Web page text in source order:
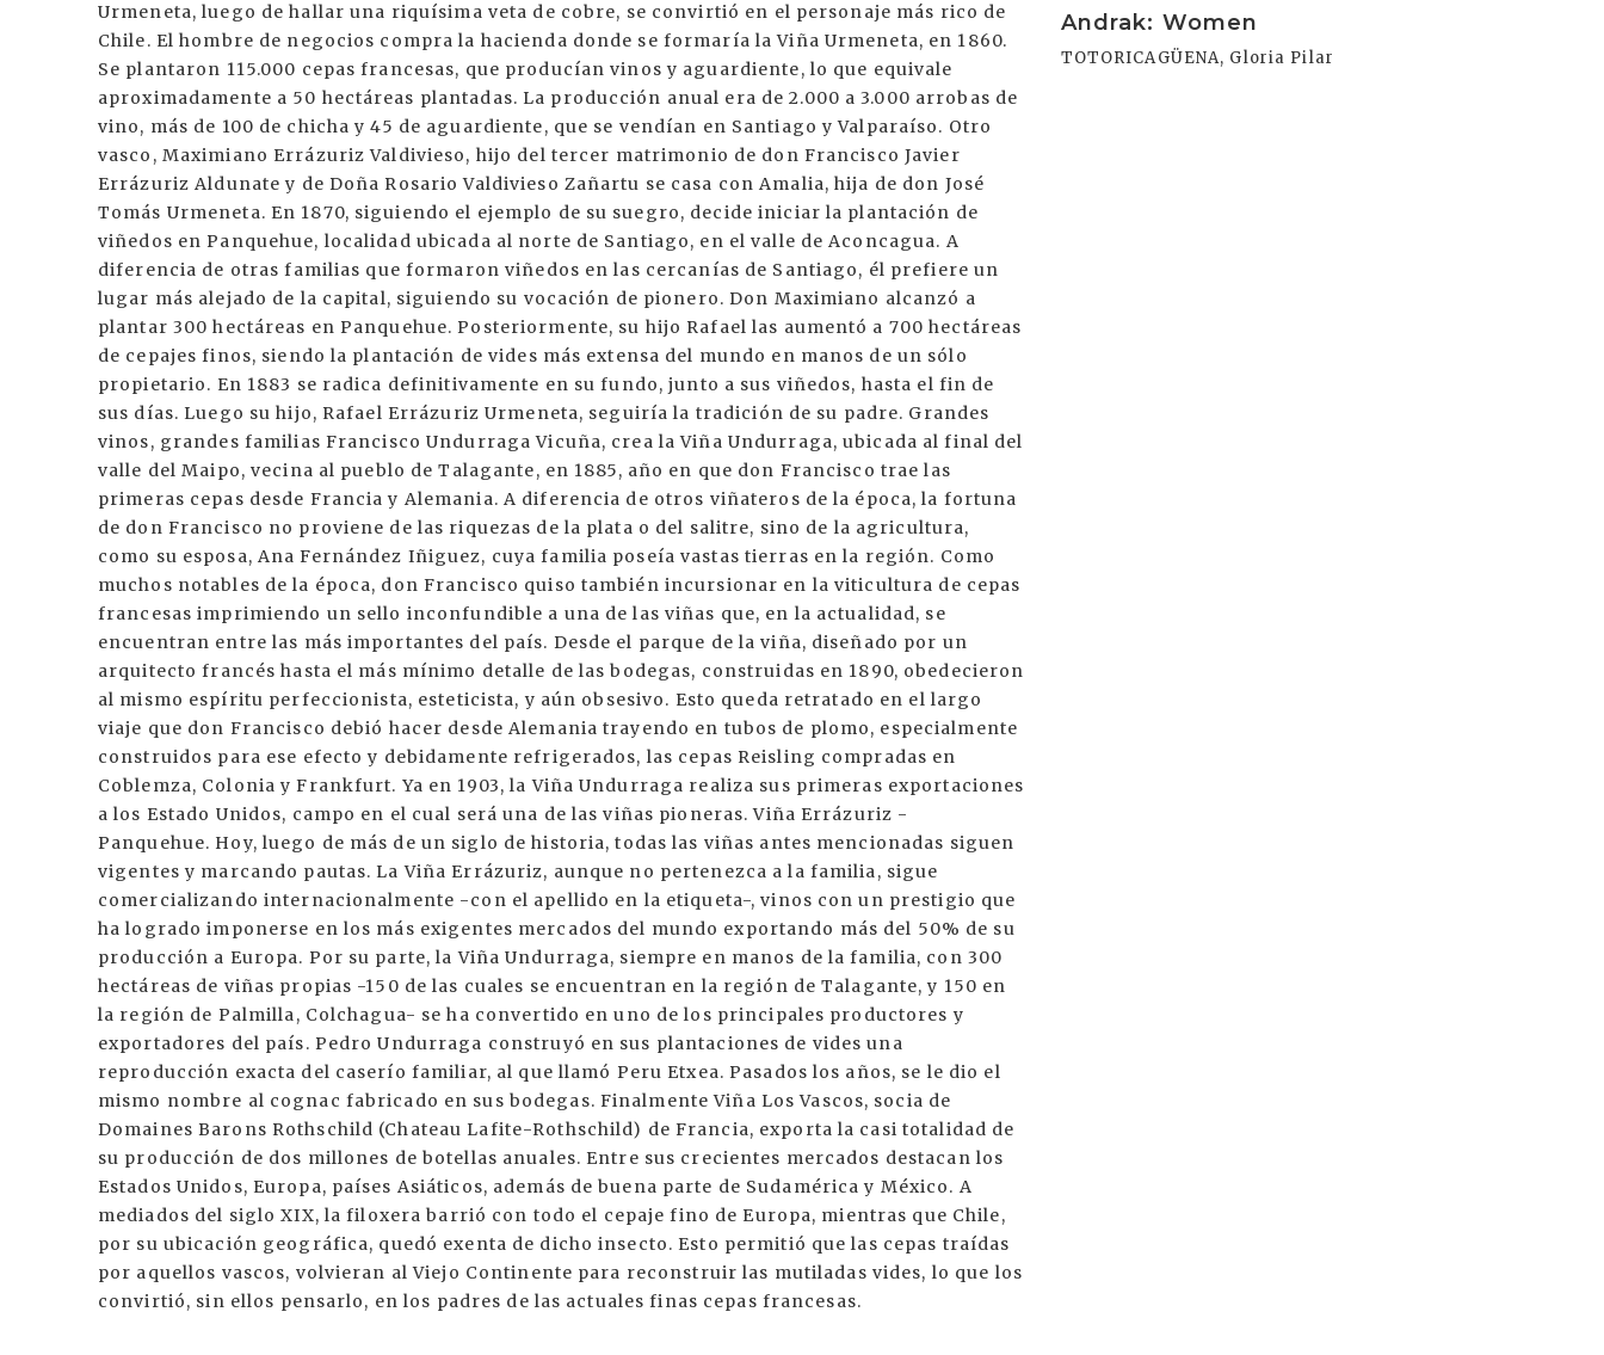
Urmeneta, luego de hallar una riquísima veta de cobre, se convirtió en el personaje más rico de
Chile. El hombre de negocios compra la hacienda donde se formaría la Viña Urmeneta, en 1860.
Se plantaron 115.000 cepas francesas, que producían vinos y aguardiente, lo que equivale
aproximadamente a 50 hectáreas plantadas. La producción anual era de 2.000 a 3.000 arrobas de
vino, más de 100 de chicha y 45 de aguardiente, que se vendían en Santiago y Valparaíso. Otro
vasco, Maximiano Errázuriz Valdivieso, hijo del tercer matrimonio de don Francisco Javier
Errázuriz Aldunate y de Doña Rosario Valdivieso Zañartu se casa con Amalia, hija de don José
Tomás Urmeneta. En 1870, siguiendo el ejemplo de su suegro, decide iniciar la plantación de
viñedos en Panquehue, localidad ubicada al norte de Santiago, en el valle de Aconcagua. A
diferencia de otras familias que formaron viñedos en las cercanías de Santiago, él prefiere un
lugar más alejado de la capital, siguiendo su vocación de pionero. Don Maximiano alcanzó a
plantar 300 hectáreas en Panquehue. Posteriormente, su hijo Rafael las aumentó a 700 hectáreas
de cepajes finos, siendo la plantación de vides más extensa del mundo en manos de un sólo
propietario. En 1883 se radica definitivamente en su fundo, junto a sus viñedos, hasta el fin de
sus días. Luego su hijo, Rafael Errázuriz Urmeneta, seguiría la tradición de su padre. Grandes
vinos, grandes familias Francisco Undurraga Vicuña, crea la Viña Undurraga, ubicada al final del
valle del Maipo, vecina al pueblo de Talagante, en 1885, año en que don Francisco trae las
primeras cepas desde Francia y Alemania. A diferencia de otros viñateros de la época, la fortuna
de don Francisco no proviene de las riquezas de la plata o del salitre, sino de la agricultura,
como su esposa, Ana Fernández Iñiguez, cuya familia poseía vastas tierras en la región. Como
muchos notables de la época, don Francisco quiso también incursionar en la viticultura de cepas
francesas imprimiendo un sello inconfundible a una de las viñas que, en la actualidad, se
encuentran entre las más importantes del país. Desde el parque de la viña, diseñado por un
arquitecto francés hasta el más mínimo detalle de las bodegas, construidas en 1890, obedecieron
al mismo espíritu perfeccionista, esteticista, y aún obsesivo. Esto queda retratado en el largo
viaje que don Francisco debió hacer desde Alemania trayendo en tubos de plomo, especialmente
construidos para ese efecto y debidamente refrigerados, las cepas Reisling compradas en
Coblemza, Colonia y Frankfurt. Ya en 1903, la Viña Undurraga realiza sus primeras exportaciones
a los Estado Unidos, campo en el cual será una de las viñas pioneras. Viña Errázuriz -
Panquehue. Hoy, luego de más de un siglo de historia, todas las viñas antes mencionadas siguen
vigentes y marcando pautas. La Viña Errázuriz, aunque no pertenezca a la familia, sigue
comercializando internacionalmente -con el apellido en la etiqueta-, vinos con un prestigio que
ha logrado imponerse en los más exigentes mercados del mundo exportando más del 50% de su
producción a Europa. Por su parte, la Viña Undurraga, siempre en manos de la familia, con 300
hectáreas de viñas propias -150 de las cuales se encuentran en la región de Talagante, y 150 en
la región de Palmilla, Colchagua- se ha convertido en uno de los principales productores y
exportadores del país. Pedro Undurraga construyó en sus plantaciones de vides una
reproducción exacta del caserío familiar, al que llamó Peru Etxea. Pasados los años, se le dio el
mismo nombre al cognac fabricado en sus bodegas. Finalmente Viña Los Vascos, socia de
Domaines Barons Rothschild (Chateau Lafite-Rothschild) de Francia, exporta la casi totalidad de
su producción de dos millones de botellas anuales. Entre sus crecientes mercados destacan los
Estados Unidos, Europa, países Asiáticos, además de buena parte de Sudamérica y México. A
mediados del siglo XIX, la filoxera barrió con todo el cepaje fino de Europa, mientras que Chile,
por su ubicación geográfica, quedó exenta de dicho insecto. Esto permitió que las cepas traídas
por aquellos vascos, volvieran al Viejo Continente para reconstruir las mutiladas vides, lo que los
convirtió, sin ellos pensarlo, en los padres de las actuales finas cepas francesas.
Andrak: Women
TOTORICAGÜENA, Gloria Pilar